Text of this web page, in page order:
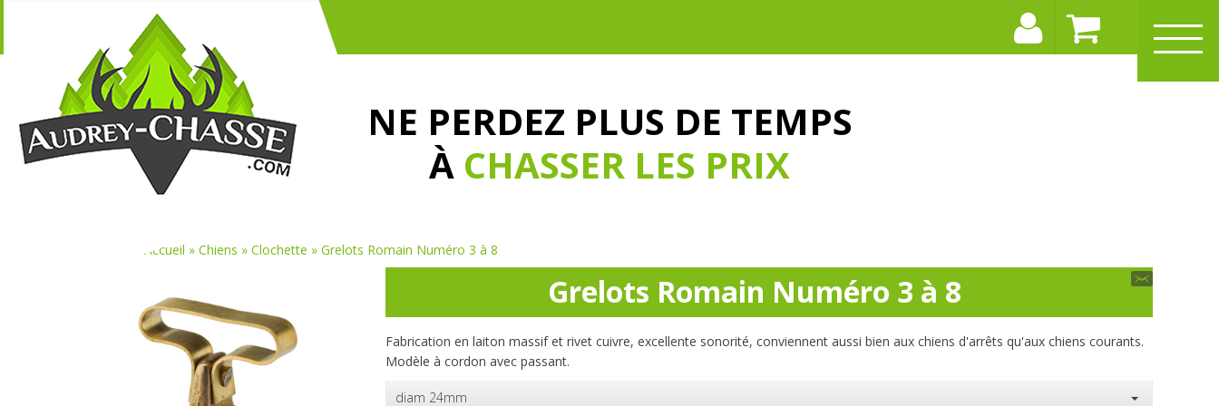
NE PERDEZ PLUS DE TEMPS
À CHASSER LES PRIX
Accueil »Chiens »Clochette »Grelots Romain Numéro 3 à 8
Grelots Romain Numéro 3 à 8
Fabrication en laiton massif et rivet cuivre, excellente sonorité, conviennent aussi bien aux chiens d'arrêts qu'aux chiens courants.
Modèle à cordon avec passant.
diam 24mm